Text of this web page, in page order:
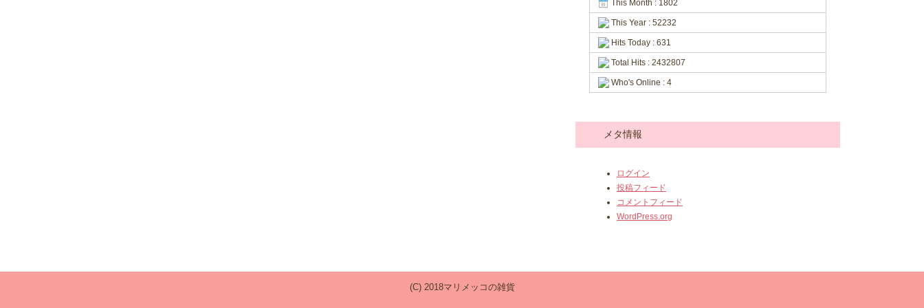
This Month : 1802
This Year : 52232
Hits Today : 631
Total Hits : 2432807
Who's Online : 4
メタ情報
ログイン
投稿フィード
コメントフィード
WordPress.org
(C) 2018マリメッコの雑貨